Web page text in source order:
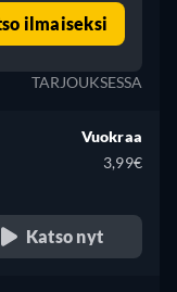
ilmaiseksi
TARJOUKSESSA
Vuokraa
3,99€
Katso nyt